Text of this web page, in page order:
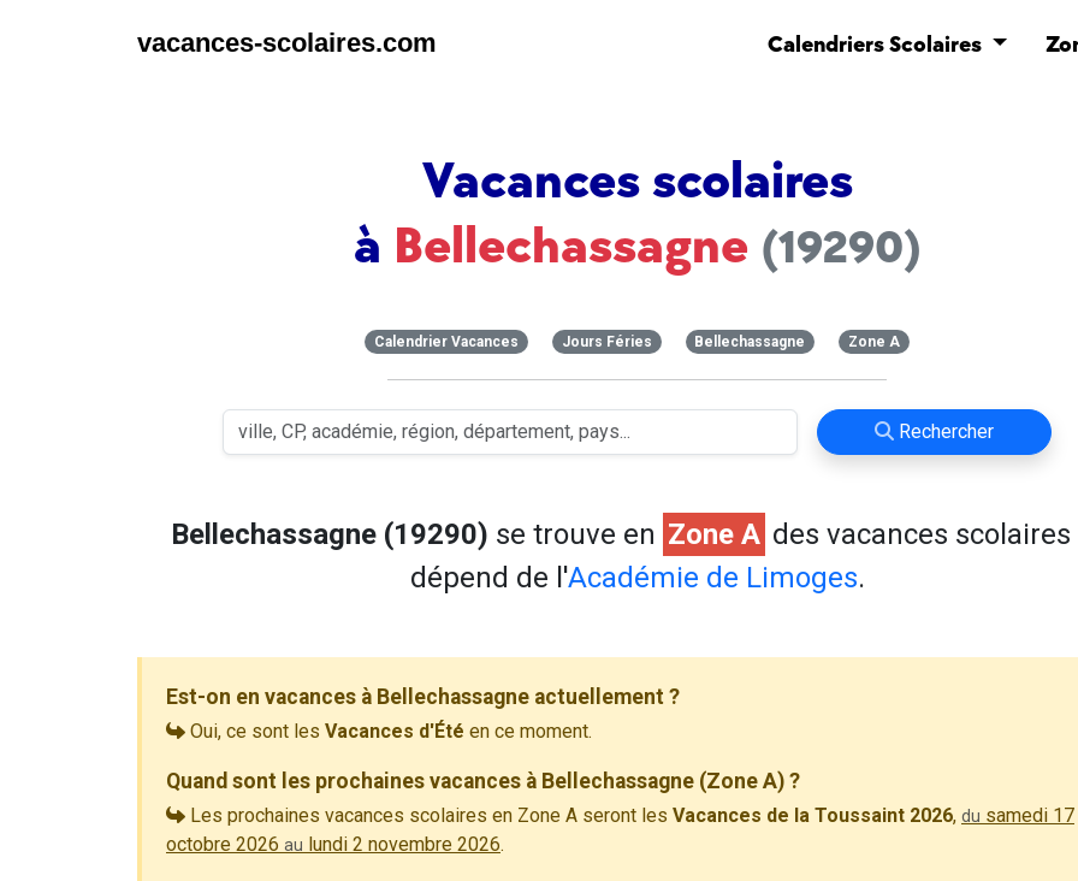
vacances-scolaires.com Calendriers Scolaires
Vacances scolaires
à Bellechassagne (19290)
Calendrier Vacances Jours Féries Bellechassagne Zone A
Rechercher
Bellechassagne (19290) se trouve en Zone A des vacances scolaires
dépend de l'Académie de Limoges.
Est-on en vacances à Bellechassagne actuellement ?
Oui, ce sont les Vacances d'Été en ce moment.
Quand sont les prochaines vacances à Bellechassagne (Zone A) ?
Les prochaines vacances scolaires en Zone A seront les Vacances de la Toussaint 2026, du samedi 17
octobre 2026 au lundi 2 novembre 2026.